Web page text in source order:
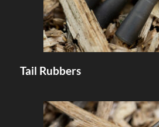
Tail Rubbers